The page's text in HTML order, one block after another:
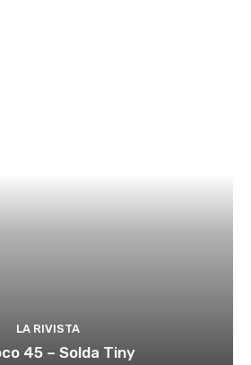
LA RIVISTA
45 – Solda Tiny